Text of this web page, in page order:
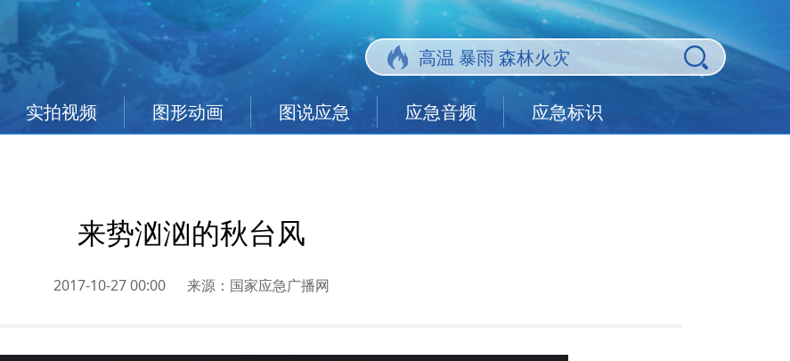
实拍视频 图形动画 图说应急 应急音频 应急标识
来势汹汹的秋台风
2017-10-27 00:00 来源： 国家应急广播网